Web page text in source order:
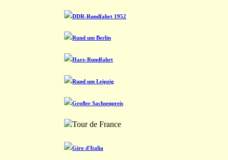
DDR-Rundfahrt 1952
Rund um Berlin
Harz-Rundfahrt
Rund um Leipzig
Großer Sachsenpreis
Tour de France
Giro d'Italia